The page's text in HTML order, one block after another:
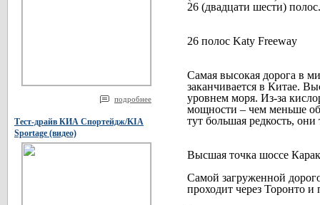
подробнее
Тест-драйв КИА Спортейдж/KIA
Sportage (видео)
26 (двадцати шести)
26 полос Katy Freeway
Самая высокая дорога в
заканчивается в Китае.
уровнем моря. Из-за
мощности – чем меньше
тут большая редкость, они
Высшая точка шоссе
Самой загруженной
проходит через Торонто